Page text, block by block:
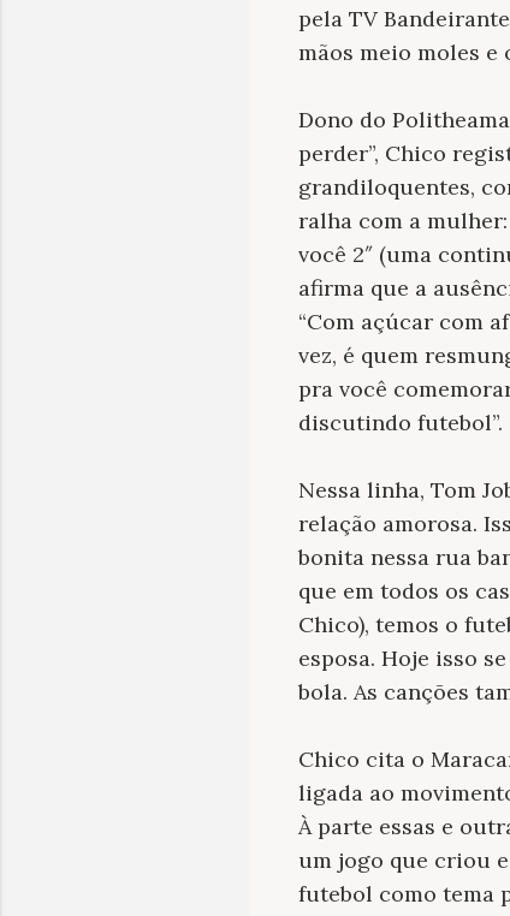
pela TV
mãos meio moles e
Dono do
perder”, Chico
grandiloquentes,
ralha com a
você 2″ (uma
afirma que a
“Com açúcar com
vez, é quem
pra você
discutindo futebol”.
Nessa linha, Tom
relação amorosa.
bonita nessa rua
que em todos os
Chico), temos o
esposa. Hoje isso
bola. As canções
Chico cita o
ligada ao
À parte essas e
um jogo que criou
futebol como tema